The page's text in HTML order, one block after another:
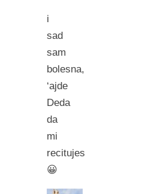
i
sad
sam
bolesna,
‘ajde
Deda
da
mi
recitujes
😀